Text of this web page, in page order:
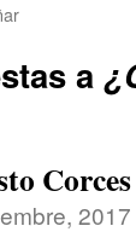
a
Corces